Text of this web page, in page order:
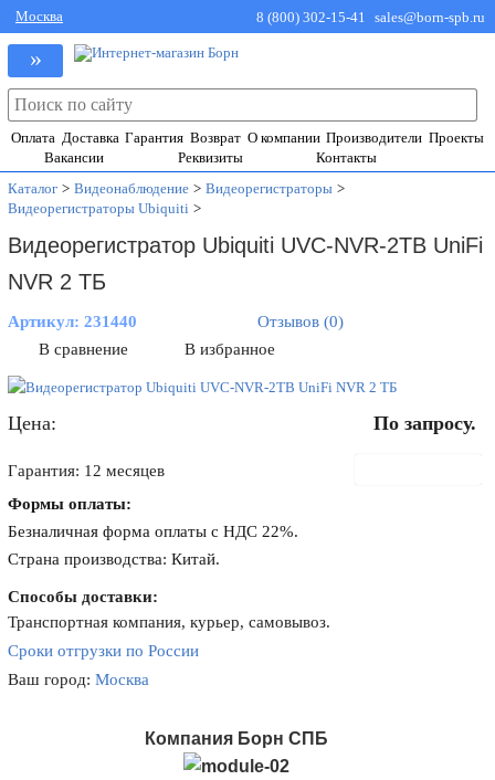
Москва 8 (800) 302-15-41 sales@born-spb.ru
»
Оплата Доставка Гарантия Возврат О компании Производители Проекты
Вакансии
Реквизиты
Контакты
Каталог > Видеонаблюдение > Видеорегистраторы >
Видеорегистраторы Ubiquiti >
Видеорегистратор Ubiquiti UVC-NVR-2TB UniFi
NVR 2 ТБ
Артикул:231440
Отзывов (0)
В сравнение
В избранное
Цена: По запросу.
Гарантия: 12 месяцев
Формы оплаты:
Безналичная форма оплаты с НДС 22%.
Страна производства: Китай.
Способы доставки:
Транспортная компания, курьер, самовывоз.
Сроки отгрузки по России
Ваш город:Москва
Компания Борн СПБ